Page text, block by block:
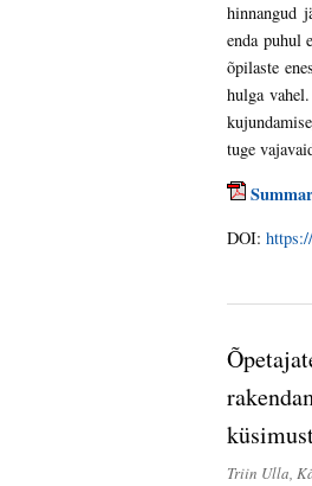
hinnangud
enda puhul
õpilaste
hulga
tuge
DOI:
Triin Ulla,